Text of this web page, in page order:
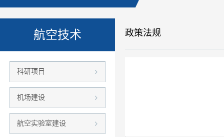
航空技术
科研项目
机场建设
航空实验室建设
政策法规